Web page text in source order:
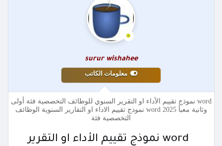
surur wishahee
معلومات الكاتب
word نموذج تقييم الأداء او التقرير السنوي للوظائف التخصصية فئة أولى
وثانية معبأ 2025 word نموذج تقييم الاداء او التقارير السنوية الوظائف
التخصصية فئة
word نموذج تقييم الأداء او التقرير